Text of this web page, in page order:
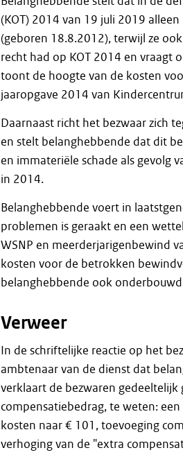
(KOT) 2014 van 19 juli 2019
(geboren 18.8.2012), terwijl ze
recht had op KOT 2014 en vraagt
toont de hoogte van de kosten
jaaropgave 2014 van
Daarnaast richt het bezwaar zich
en stelt belanghebbende dat dit
en immateriële schade als gevolg
in 2014.
Belanghebbende voert in
problemen is geraakt en een
WSNP en meerderjarigenbewind
kosten voor de betrokken
belanghebbende ook
Verweer
In de schriftelijke reactie op het
ambtenaar van de dienst dat
verklaart de bezwaren
compensatiebedrag, te weten:
kosten naar € 101, toevoeging
verhoging van de "extra